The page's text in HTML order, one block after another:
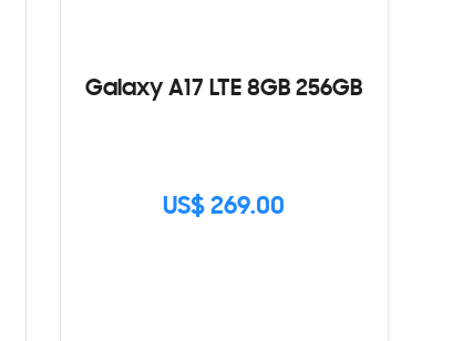
Galaxy A17 LTE 8GB 256GB
US$ 269.00